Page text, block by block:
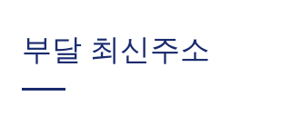
​부달 최신주소